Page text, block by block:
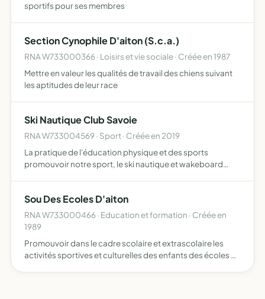
sportifs pour ses membres
Section Cynophile D'aiton (S.c.a.)
RNA W733000366 · Loisirs et vie sociale · Créée en 1987
Mettre en valeur les qualités de travail des chiens suivant
les aptitudes de leur race
Ski Nautique Club Savoie
RNA W733004569 · Sport · Créée en 2019
La pratique de l'éducation physique et des sports
promouvoir notre sport, le ski nautique et wakeboard
Sou Des Ecoles D'aiton
RNA W733000466 · Education et formation · Créée en
1989
Promouvoir dans le cadre scolaire et extrascolaire les
activités sportives et culturelles des enfants des écoles de